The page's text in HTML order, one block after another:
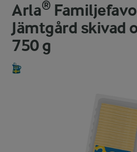
Arla®
Jämtgård skivad
750 g